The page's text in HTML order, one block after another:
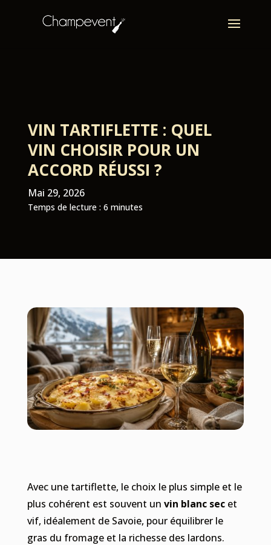
VIN TARTIFLETTE : QUEL
VIN CHOISIR POUR UN
ACCORD RÉUSSI ?
Mai 29, 2026
Temps de lecture : 6 minutes
Avec une tartiflette, le choix le plus simple et le
plus cohérent est souvent un vin blanc secet
vif, idéalement de Savoie, pour équilibrer le
gras du fromage et la richesse des lardons.